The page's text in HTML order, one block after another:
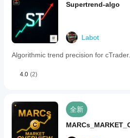
Supertrend-algo
Labot
Algorithmic trend precision for cTrader.
4.0 (2)
全新